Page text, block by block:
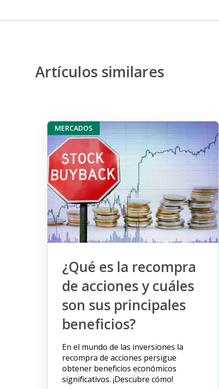
Artículos similares
MERCADOS
¿Qué es la recompra
de acciones y cuáles
son sus principales
beneficios?
En el mundo de las inversiones la
recompra de acciones persigue
obtener beneficios económicos
significativos. ¡Descubre cómo!